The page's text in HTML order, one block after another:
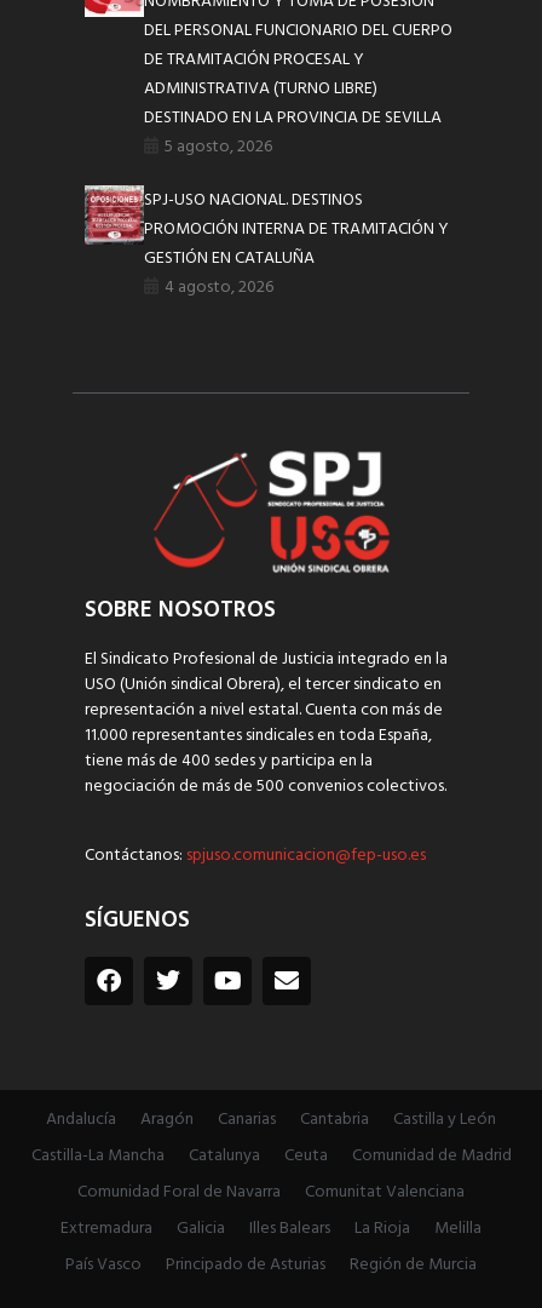
DEL PERSONAL FUNCIONARIO DEL CUERPO
DE TRAMITACIÓN PROCESAL Y
ADMINISTRATIVA (TURNO LIBRE)
DESTINADO EN LA PROVINCIA DE SEVILLA
5 agosto, 2026
SPJ-USO NACIONAL. DESTINOS
PROMOCIÓN INTERNA DE TRAMITACIÓN Y
GESTIÓN EN CATALUÑA
4 agosto, 2026
SOBRE NOSOTROS
El Sindicato Profesional de Justicia integrado en la
USO (Unión sindical Obrera), el tercer sindicato en
representación a nivel estatal. Cuenta con más de
11.000 representantes sindicales en toda España,
tiene más de 400 sedes y participa en la
negociación de más de 500 convenios colectivos.
Contáctanos: spjuso.comunicacion@fep-uso.es
SÍGUENOS
Andalucía Aragón Canarias Cantabria
Castilla y León
Castilla-La Mancha
Catalunya Ceuta
Comunidad de Madrid
Comunidad Foral de Navarra
Comunitat Valenciana
Extremadura
Galicia Illes Balears La Rioja
Melilla
País Vasco
Principado de Asturias
Región de Murcia